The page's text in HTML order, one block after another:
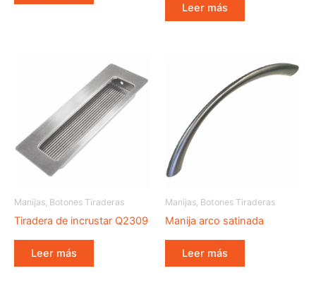
Leer más
Manijas, Botones Tiraderas
Tiradera de incrustar Q2309
Leer más
Manijas, Botones Tiraderas
Manija arco satinada
Leer más